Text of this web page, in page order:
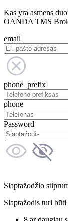
Kas yra asmens
OANDA TMS
email
phone_prefix
phone
Password
Slaptažodžio
Slaptažodis turi būti